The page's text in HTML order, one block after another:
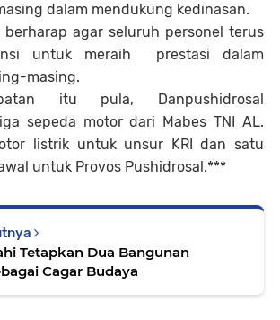
dalam mendukung kedinasan.
berharap agar seluruh personel terus
untuk meraih prestasi dalam
masing.
itu pula, Danpushidrosal
sepeda motor dari Mabes TNI AL.
listrik untuk unsur KRI dan satu
untuk Provos Pushidrosal.***
Tetapkan Dua Bangunan
Cagar Budaya